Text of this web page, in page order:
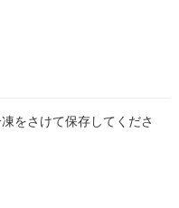
をさけて保存してくださ